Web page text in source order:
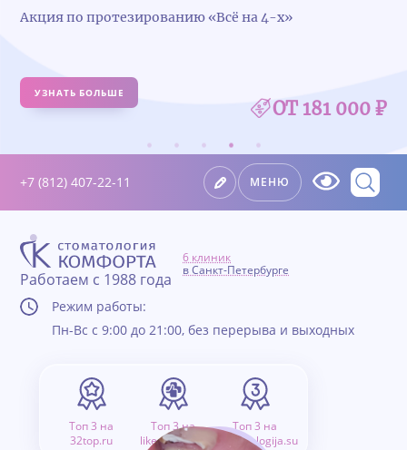
₽
Удалили зуб — получите 5 000 ₽ на
УЗНАТЬ БОЛЬШЕ
+7 (812) 407-22-11 МЕНЮ
Работаем с 1988 года
6 клиник
в Санкт-Петербурге
Режим работы:
Пн-Вс с 9:00 до 21:00, без перерыва и выходных
Топ 3 на
32top.ru
Топ 3 на
like.doctor.ru
Топ 3 на
stomatologija.su